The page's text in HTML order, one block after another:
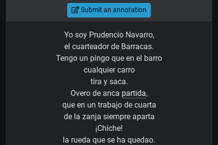
Submit an annotation
Yo soy Prudencio Navarro,
el cuarteador de Barracas.
Tengo un pingo que en el barro
cualquier carro
tira y saca.
Overo de anca partida,
que en un trabajo de cuarta
de la zanja siempre aparta
¡Chiche!
la rueda que se ha quedao.